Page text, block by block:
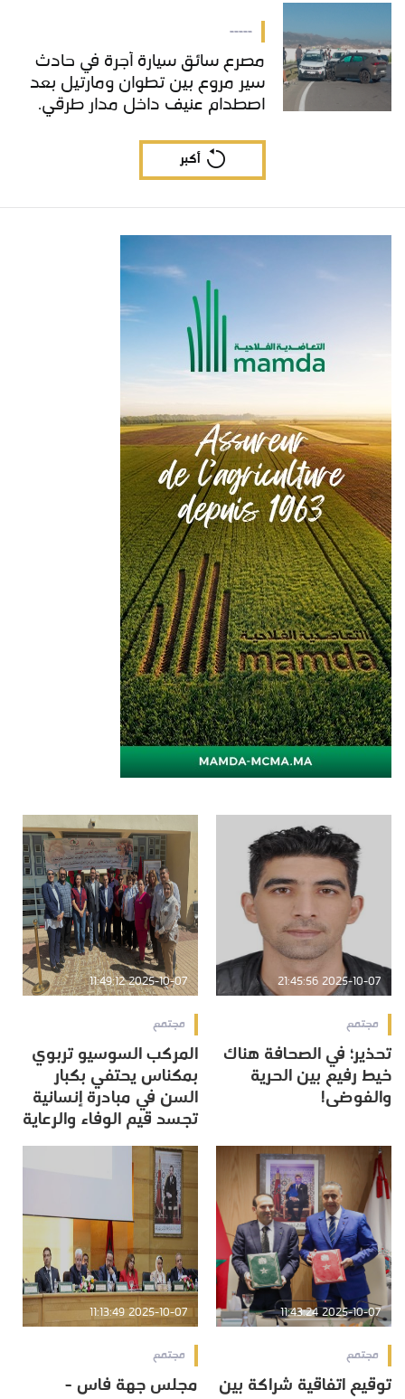
-----
مصرع سائق سيارة أجرة في حادث
سير مروع بين تطوان ومارتيل بعد
اصطدام عنيف داخل مدار طرقي.
أكبر
2025-10-07 21:45:56
مجتمع
تحذير؛ في الصحافة هناك
خيط رفيع بين الحرية
والفوضى!
2025-10-07 11:49:12
مجتمع
المركب السوسيو تربوي
بمكناس يحتفي بكبار
السن في مبادرة إنسانية
تجسد قيم الوفاء والرعاية
2025-10-07 11:43:24
مجتمع
توقيع اتفاقية شراكة بين
2025-10-07 11:13:49
مجتمع
مجلس جهة فاس -